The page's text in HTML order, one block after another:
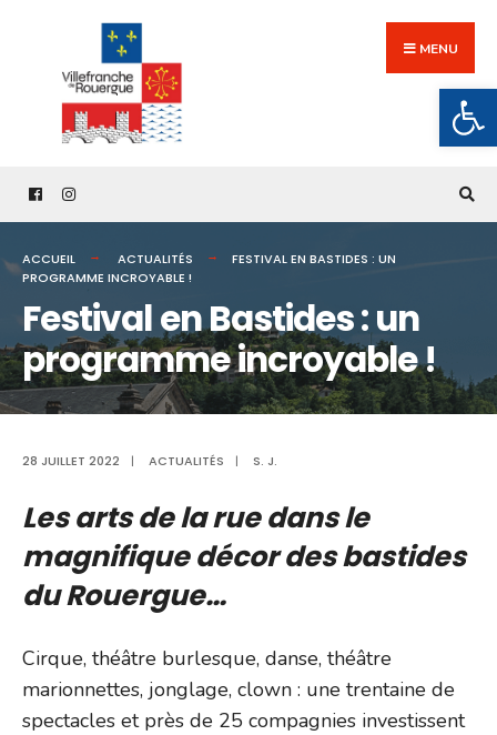
content
MENU
ACCUEIL ACTUALITÉS
FESTIVAL EN BASTIDES : UN
PROGRAMME INCROYABLE !
Festival en Bastides : un
programme incroyable !
28 JUILLET 2022 | ACTUALITÉS | S. J.
Les arts de la rue dans le
magnifique décor des bastides
du Rouergue…
Cirque, théâtre burlesque, danse, théâtre
marionnettes, jonglage, clown : une trentaine de
spectacles et près de 25 compagnies investissent